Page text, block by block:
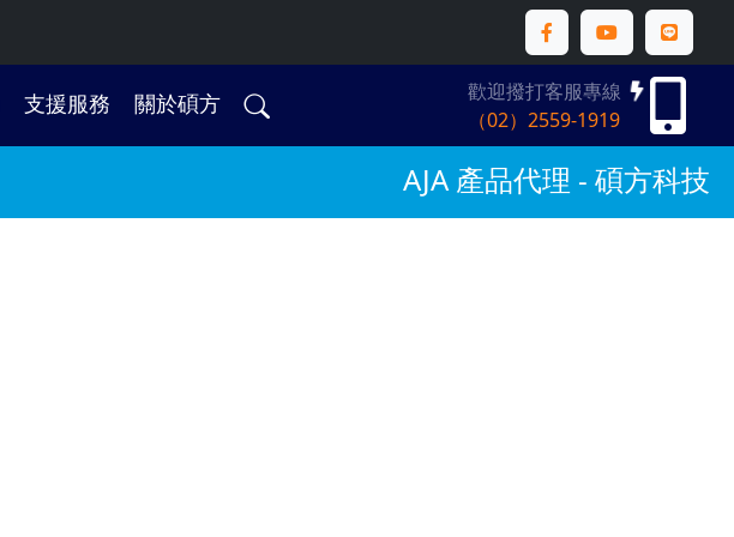
支援服務 關於碩方
歡迎撥打客服專線
（02）2559-1919
AJA 產品代理 - 碩方科技